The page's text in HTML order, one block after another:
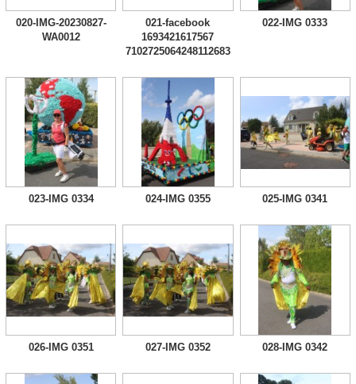
020-IMG-20230827-
WA0012
021-facebook
1693421617567
7102725064248112683
022-IMG 0333
023-IMG 0334 024-IMG 0355 025-IMG 0341
026-IMG 0351 027-IMG 0352 028-IMG 0342